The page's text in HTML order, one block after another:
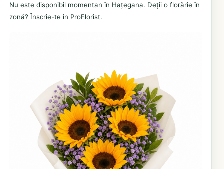
Nu este disponibil momentan în Hațegana. Deții o florărie în
zonă? Înscrie-te în ProFlorist.